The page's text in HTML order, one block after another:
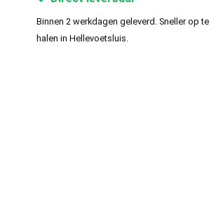
Binnen 2 werkdagen geleverd. Sneller op te
halen in Hellevoetsluis.